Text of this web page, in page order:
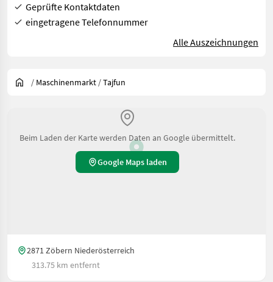
Geprüfte Kontaktdaten
eingetragene Telefonnummer
Alle Auszeichnungen
/ Maschinenmarkt /Tajfun
Beim Laden der Karte werden Daten an Google übermittelt.
Google Maps laden
2871 Zöbern Niederösterreich
313.75 km entfernt